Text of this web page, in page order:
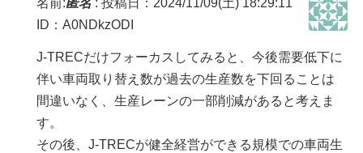
ID：A0NDkzODI
J-TRECだけフォーカスしてみると、今後需要低下に
伴い車両取り替え数が過去の生産数を下回ることは
間違いなく、生産レーンの一部削減があると考えま
す。
その後、J-TRECが健全経営ができる規模での車両生